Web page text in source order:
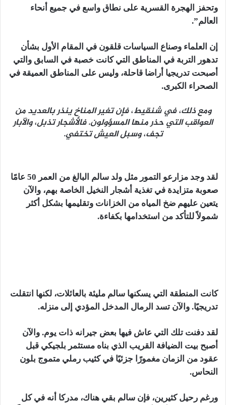
وتحفز الهجرة القسرية على نطاق واسع في جميع أنحاء
العالم”.
إن العلماء وصناع السياسات قلقون في المقام الأول بشأن
تدهور التربة في المناطق التي كانت خصبة في السابق والتي
أصبحت تدريجيا أراضا قاحلة، وليس على المناطق العميقة في
الصحراء الكبرى.
ومع ذلك، في شنقيط، فإن تغير المناخ ينذر بالعديد من
العواقب التي حذر منها المسؤولون. فالأشجار تذبل، والآبار
تجف، وسبل العيش تختفي.
لقد وجد مزارعو التمور مثل ولد سالم البالغ من العمر 50 عامًا
صعوبة متزايدة في تغذية أشجار النخيل الخاصة بهم، والآن
يتعين عليهم ضخ المياه من الخزانات وتقليمها بشكل أكثر
شمولاً للتأكد من استخدامها بكفاءة.
كانت المنطقة التي يسكنها سالم مليئة بالعائلات، لكنها انتقلت
تدريجيًا. والآن تسد الرمال المدخل المؤدي إلى منزله.
لقد دفنت تلك التي عاش فيها بعض جيرانه ذات يوم. والآن
أصبح بيت الضيافة القريب الذي بناه مستثمر بلجيكي قبل
عقود من الزمان مغمورًا جزئيًا في كثيب رملي متموج بلون
النحاس.
ورغم رحيل كثيرين، فإن سالم بقي هناك، مدركا أنه في كل